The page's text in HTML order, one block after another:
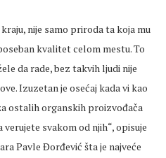
nije samo priroda ta koja mu
kvalitet celom mestu. To
da rade, bez takvih ljudi nije
Izuzetan je osećaj kada vi kao
ostalih organskih proizvođača
svakom od njih“, opisuje
Pavle Đorđević šta je najveće